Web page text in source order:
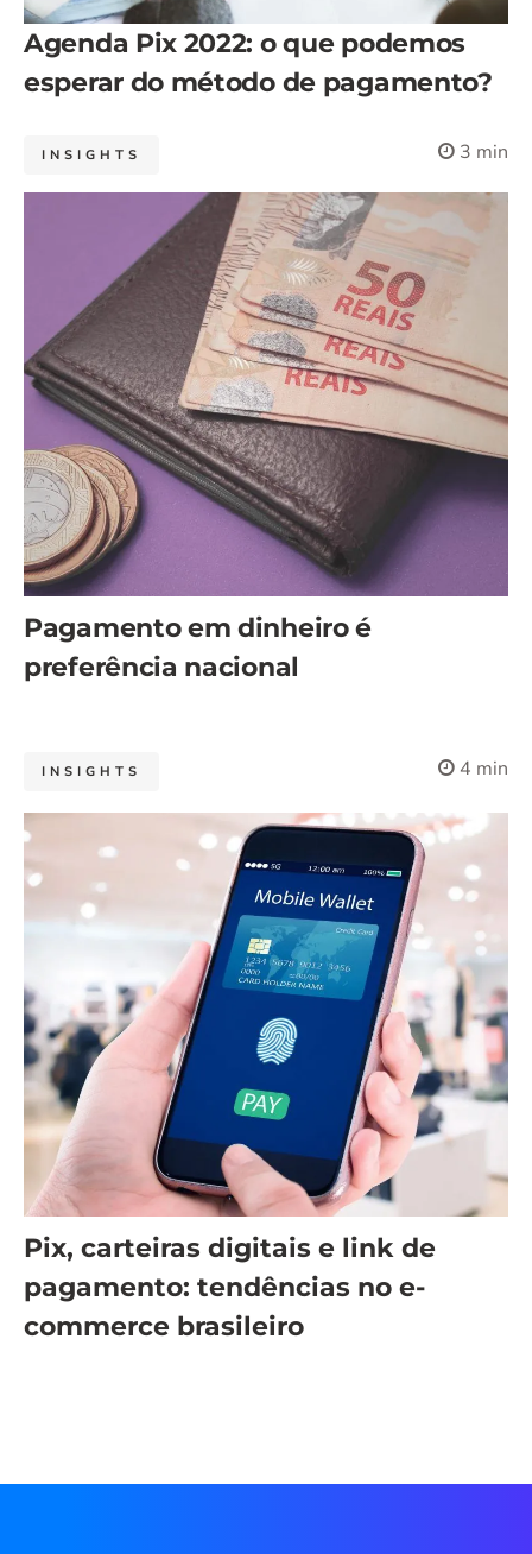
Agenda Pix 2022: o que podemos
esperar do método de pagamento?
INSIGHTS 3 min
Pagamento em dinheiro é
preferência nacional
INSIGHTS 4 min
Pix, carteiras digitais e link de
pagamento: tendências no e-
commerce brasileiro